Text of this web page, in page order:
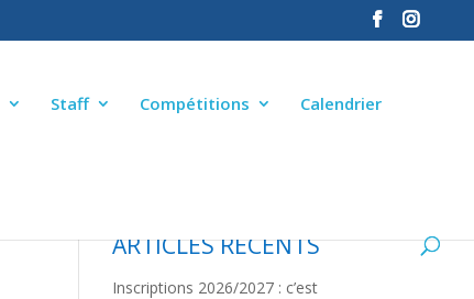
Staff Compétitions Calendrier
ARTICLES RÉCENTS
Inscriptions 2026/2027 : c’est